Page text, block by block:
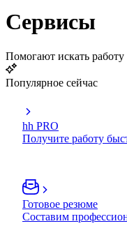
Сервисы
Помогают искать
Популярное сейчас
hh PRO
Получите работу
Готовое резюме
Составим